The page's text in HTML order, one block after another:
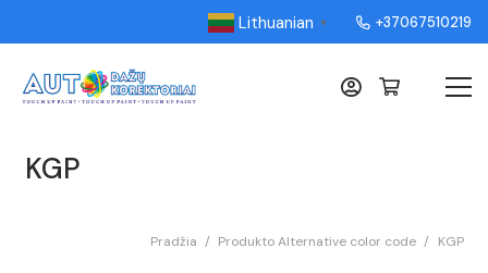
Lithuanian ▼ +37067510219
KGP
Pradžia / Produkto Alternative color code / KGP